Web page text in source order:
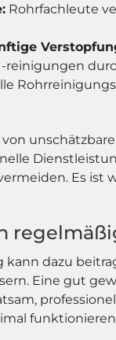
Rohrfachleute
Es ist
dazu
Eine gut